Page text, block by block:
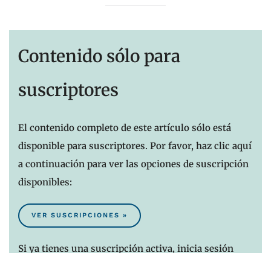
Contenido sólo para
suscriptores
El contenido completo de este artículo sólo está
disponible para suscriptores. Por favor, haz clic aquí
a continuación para ver las opciones de suscripción
disponibles:
VER SUSCRIPCIONES »
Si ya tienes una suscripción activa, inicia sesión